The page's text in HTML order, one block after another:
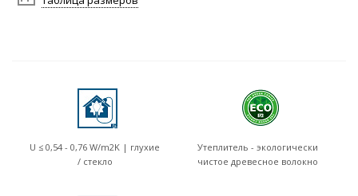
U ≤ 0,54 - 0,76 W/m2K | глухие
/ стекло
Утеплитель - экологически
чистое древесное волокно